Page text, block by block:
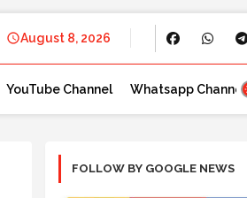
August 8, 2026
YouTube Channel Whatsapp Channel
FOLLOW BY GOOGLE NEWS